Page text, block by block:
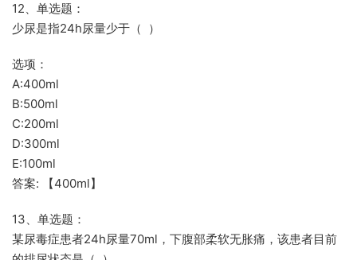
12、单选题：
少尿是指24h尿量少于（ ）
选项：
A:400ml
B:500ml
C:200ml
D:300ml
E:100ml
答案: 【400ml】
13、单选题：
某尿毒症患者24h尿量70ml，下腹部柔软无胀痛，该患者目前